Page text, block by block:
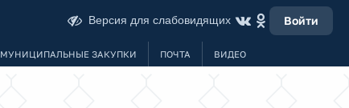
Версия для слабовидящих Войти
МУНИЦИПАЛЬНЫЕ ЗАКУПКИ ПОЧТА ВИДЕО